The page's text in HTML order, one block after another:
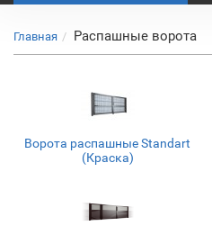
Главная Распашные ворота
Ворота распашные Standart
(Краска)